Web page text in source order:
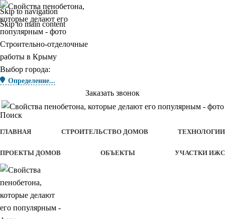
Skip to navigation
Skip to main content
Строительно-отделочные
работы в Крыму
Выбор города:
Определение...
Заказать звонок
Поиск
ГЛАВНАЯ СТРОИТЕЛЬСТВО ДОМОВ ТЕХНОЛОГИИ
ПРОЕКТЫ ДОМОВ ОБЪЕКТЫ УЧАСТКИ ИЖС